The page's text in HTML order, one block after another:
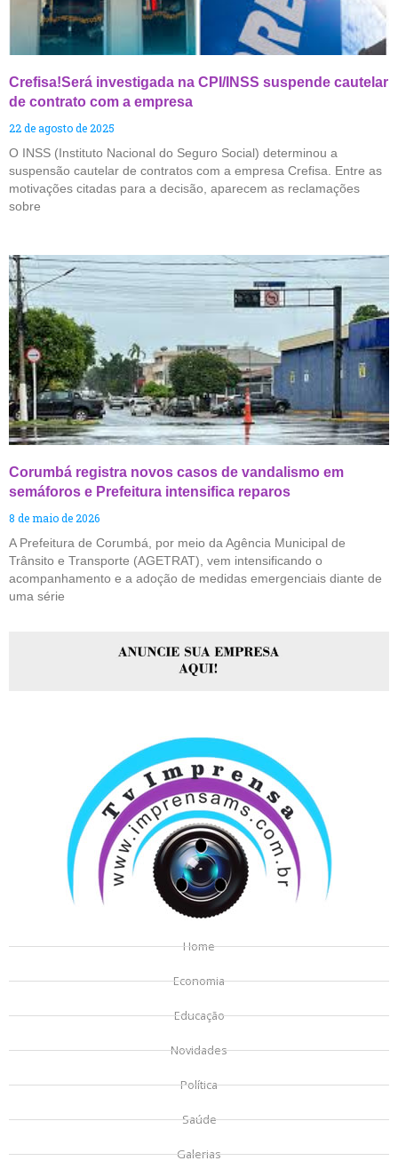
Crefisa!Será investigada na CPI/INSS suspende cautelar
de contrato com a empresa
22 de agosto de 2025
O INSS (Instituto Nacional do Seguro Social) determinou a
suspensão cautelar de contratos com a empresa Crefisa. Entre as
motivações citadas para a decisão, aparecem as reclamações
sobre
Corumbá registra novos casos de vandalismo em
semáforos e Prefeitura intensifica reparos
8 de maio de 2026
A Prefeitura de Corumbá, por meio da Agência Municipal de
Trânsito e Transporte (AGETRAT), vem intensificando o
acompanhamento e a adoção de medidas emergenciais diante de
uma série
Home
Economia
Educação
Novidades
Política
Saúde
Galerias